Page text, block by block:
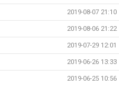
2019-08-07 21:10
2019-08-06 21:22
2019-07-29 12:01
2019-06-26 13:33
2019-06-25 10:56